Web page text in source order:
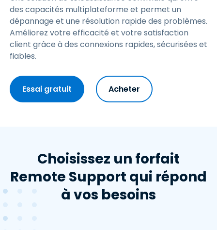
des capacités multiplateforme et permet un
dépannage et une résolution rapide des problèmes.
Améliorez votre efficacité et votre satisfaction
client grâce à des connexions rapides, sécurisées et
fiables.
Essai gratuit Acheter
Choisissez un forfait
Remote Support qui répond
à vos besoins